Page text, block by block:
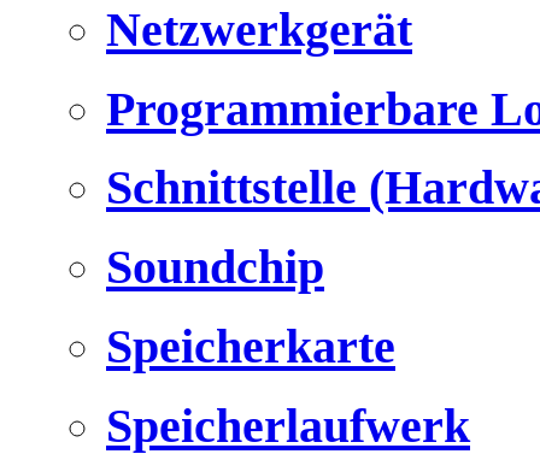
Netzwerkgerät
Programmierbare
Schnittstelle
Soundchip
Speicherkarte
Speicherlaufwerk